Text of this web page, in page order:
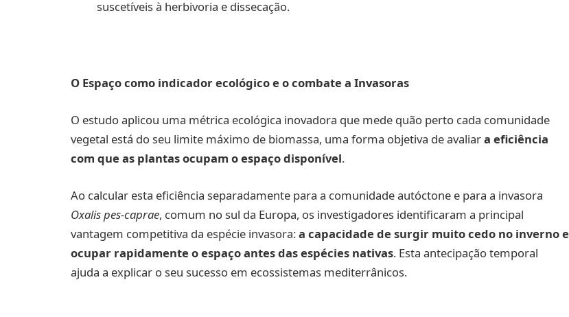
suscetíveis à herbivoria e dissecação.
O Espaço como indicador ecológico e o combate a Invasoras
O estudo aplicou uma métrica ecológica inovadora que mede quão perto cada comunidade
vegetal está do seu limite máximo de biomassa, uma forma objetiva de avaliara eficiência
com que as plantas ocupam o espaço disponível.
Ao calcular esta eficiência separadamente para a comunidade autóctone e para a invasora
Oxalis pes‑caprae, comum no sul da Europa, os investigadores identificaram a principal
vantagem competitiva da espécie invasora:a capacidade de surgir muito cedo no inverno e
ocupar rapidamente o espaço antes das espécies nativas. Esta antecipação temporal
ajuda a explicar o seu sucesso em ecossistemas mediterrânicos.